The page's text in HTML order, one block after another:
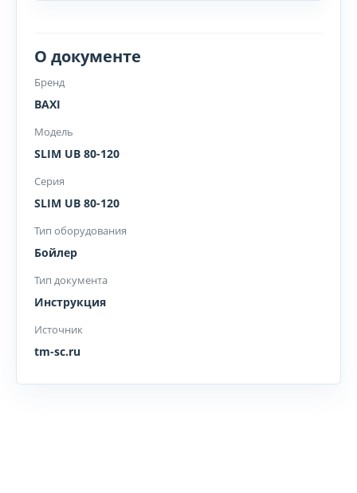
О документе
Бренд
BAXI
Модель
SLIM UB 80-120
Серия
SLIM UB 80-120
Тип оборудования
Бойлер
Тип документа
Инструкция
Источник
tm-sc.ru